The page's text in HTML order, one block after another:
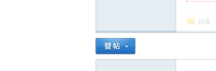
方
回復